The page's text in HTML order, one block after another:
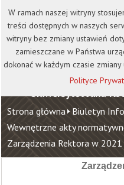
Kontakt
Wirtualna Uczelnia
Uniwersytet Jana
Strona główna Biuletyn
Wewnętrzne akty
Zarządzenia Rektora w
W ramach naszej witryny
treści dostępnych w naszych
witryny bez zmiany ustawień
zamieszczane w Państwa
dokonać w każdym czasie
Polityce